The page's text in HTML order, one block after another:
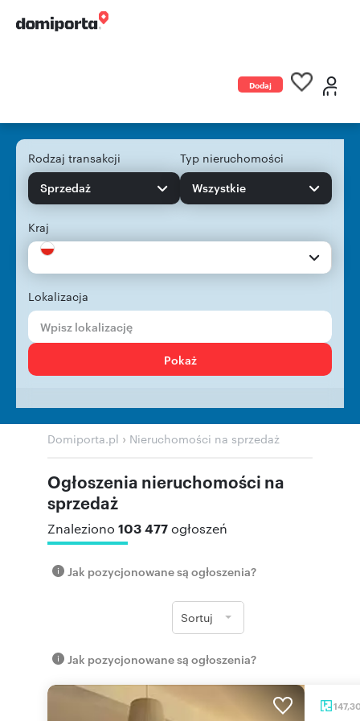
Dodaj
Rodzaj transakcji
Sprzedaż
Typ nieruchomości
Wszystkie
Kraj
Lokalizacja
Pokaż
Domiporta.pl › Nieruchomości na sprzedaż
Ogłoszenia nieruchomości na
sprzedaż
Znaleziono 103 477ogłoszeń
Jak pozycjonowane są ogłoszenia?
Sortuj
Jak pozycjonowane są ogłoszenia?